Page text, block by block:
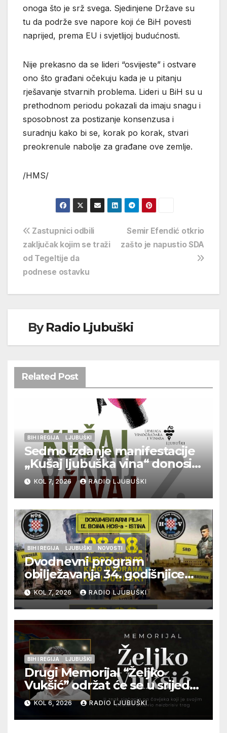
onoga što je srž svega. Sjedinjene Države su
tu da podrže sve napore koji će BiH povesti
naprijed, prema EU i svjetlijoj budućnosti.
Nije prekasno da se lideri “osvijeste” i ostvare
ono što građani očekuju kada je u pitanju
rješavanje stvarnih problema. Lideri u BiH su u
prethodnom periodu pokazali da imaju snagu i
sposobnost za postizanje konsenzusa i
suradnju kako bi se, korak po korak, stvari
preokrenule nabolje za građane ove zemlje.
/HMS/
Navigacija
objava
Semir Efendić otkrio
zašto je napustio SDA
Zastupnici odbili
zaključak kojim se traži
od Tegeltije da
podnese ostavku
ByRadio Ljubuški
Related Post
BIH I REGIJA LJUBUŠKI
Sedmo izdanje manifestacije
„Kušaj ljubuška vina“ donosi
vrhunska vina, gastronomiju i
glazbu
KOL 7, 2026 RADIO LJUBUŠKI
BIH I REGIJA LJUBUŠKI NOVOSTI
Dvodnevni program
obilježavanja 34. godišnjice
pogibije generala Blaža
Kraljevića i osmorice
pripadnika HOS-a
KOL 7, 2026 RADIO LJUBUŠKI
BIH I REGIJA LJUBUŠKI
Drugi Memorijal “Željko
Vukšić” održat će se u srijedu
12. kolovoza u Otoku
KOL 6, 2026 RADIO LJUBUŠKI